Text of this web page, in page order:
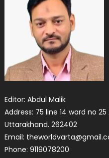
Editor: Abdul Malik
Address: 75 line 14 ward no
Uttarakhand. 262402
Email:
Phone: 9119078200